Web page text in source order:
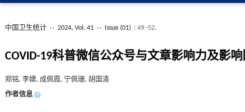
中国卫生统计 ›› 2024, Vol. 41 ›› Issue (01) : 49 -52.
COVID-19科普微信公众号与文章影响力及影
郑铭, 李婕, 成佩霞, 宁佩珊, 胡国清
作者信息 +